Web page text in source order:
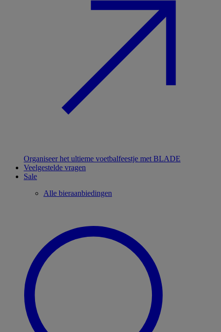
Organiseer het ultieme voetbalfeestje met BLADE
Veelgestelde vragen
Sale
Alle bieraanbiedingen